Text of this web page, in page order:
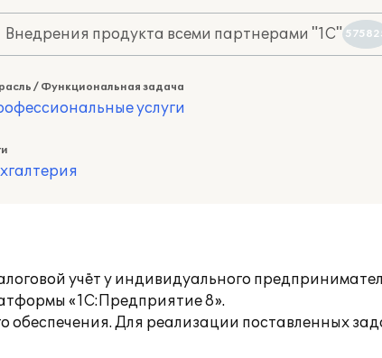
Внедрения продукта всеми партнерами "1С"
/ Функциональная задача
услуги
учёт у индивидуального
«1С:Предприятие 8».
обеспечения. Для реализации поставленных